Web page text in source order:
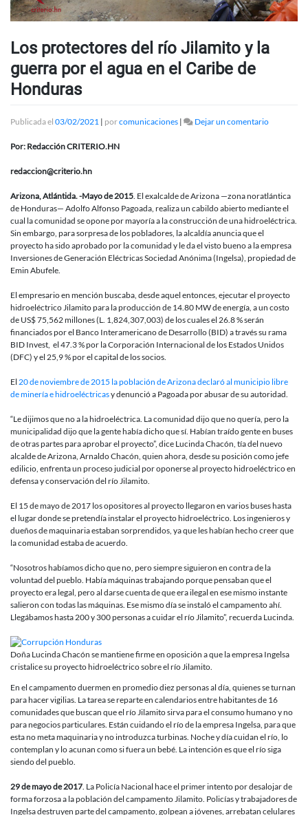
Los protectores del río Jilamito y la
guerra por el agua en el Caribe de
Honduras
Publicada el 03/02/2021 | porcomunicaciones | Dejar un comentarioen
y
la
guerra
el
agua
Caribe
de
Por: Redacción CRITERIO.HN
redaccion@criterio.hn
Arizona, Atlántida. -Mayo de 2015. El exalcalde de Arizona —zona noratlántica
de Honduras— Adolfo Alfonso Pagoada, realiza un cabildo abierto mediante el
cual la comunidad se opone por mayoría a la construcción de una hidroeléctrica.
Sin embargo, para sorpresa de los pobladores, la alcaldía anuncia que el
proyecto ha sido aprobado por la comunidad y le da el visto bueno a la empresa
Inversiones de Generación Eléctricas Sociedad Anónima (Ingelsa), propiedad de
Emin Abufele.
El empresario en mención buscaba, desde aquel entonces, ejecutar el proyecto
hidroeléctrico Jilamito para la producción de 14.80 MW de energía, a un costo
de US$ 75,562 millones (L. 1,824,307,003) de los cuales el 26.8 % serán
financiados por el Banco Interamericano de Desarrollo (BID) a través su rama
BID Invest, el 47.3 % por la Corporación Internacional de los Estados Unidos
(DFC) y el 25,9 % por el capital de los socios.
El 20 de noviembre de 2015 la población de Arizona declaró al municipio libre
de minería e hidroeléctricasy denunció a Pagoada por abusar de su autoridad.
“Le dijimos que no a la hidroeléctrica. La comunidad dijo que no quería, pero la
municipalidad dijo que la gente había dicho que sí. Habían traído gente en buses
de otras partes para aprobar el proyecto”, dice Lucinda Chacón, tía del nuevo
alcalde de Arizona, Arnaldo Chacón, quien ahora, desde su posición como jefe
edilicio, enfrenta un proceso judicial por oponerse al proyecto hidroeléctrico en
defensa y conservación del río Jilamito.
El 15 de mayo de 2017 los opositores al proyecto llegaron en varios buses hasta
el lugar donde se pretendía instalar el proyecto hidroeléctrico. Los ingenieros y
dueños de maquinaria estaban sorprendidos, ya que les habían hecho creer que
la comunidad estaba de acuerdo.
“Nosotros habíamos dicho que no, pero siempre siguieron en contra de la
voluntad del pueblo. Había máquinas trabajando porque pensaban que el
proyecto era legal, pero al darse cuenta de que era ilegal en ese mismo instante
salieron con todas las máquinas. Ese mismo día se instaló el campamento ahí.
Llegábamos hasta 200 y 300 personas a cuidar el río Jilamito”, recuerda Lucinda.
Doña Lucinda Chacón se mantiene firme en oposición a que la empresa Ingelsa
cristalice su proyecto hidroeléctrico sobre el río Jilamito.
En el campamento duermen en promedio diez personas al día, quienes se turnan
para hacer vigilias. La tarea se reparte en calendarios entre habitantes de 16
comunidades que buscan que el río Jilamito sirva para el consumo humano y no
para negocios particulares. Están cuidando el río de la empresa Ingelsa, para que
esta no meta maquinaria y no introduzca turbinas. Noche y día cuidan el río, lo
contemplan y lo acunan como si fuera un bebé. La intención es que el río siga
siendo del pueblo.
29 de mayo de 2017. La Policía Nacional hace el primer intento por desalojar de
forma forzosa a la población del campamento Jilamito. Policías y trabajadores de
Ingelsa destruyen parte del campamento, golpean a jóvenes, arrebatan celulares